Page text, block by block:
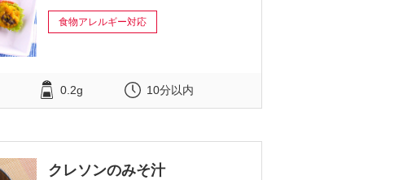
食物アレルギー対応
0.2g 10分以内
クレソンのみそ汁